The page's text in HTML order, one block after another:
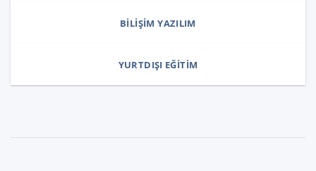
BILIŞIM YAZILIM
YURTDIŞI EĞITIM